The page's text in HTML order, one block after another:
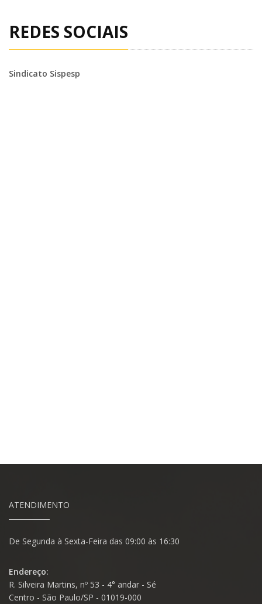
REDES SOCIAIS
Sindicato Sispesp
ATENDIMENTO
De Segunda à Sexta-Feira das 09:00 às 16:30
Endereço:
R. Silveira Martins, nº 53 - 4° andar - Sé
Centro - São Paulo/SP - 01019-000